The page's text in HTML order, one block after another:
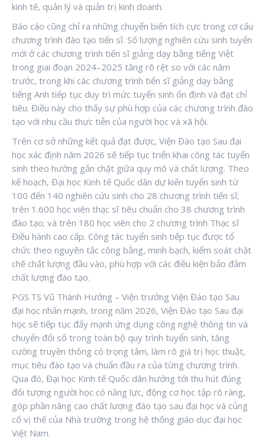
kinh tế, quản lý và quản trị kinh doanh.
Báo cáo cũng chỉ ra những chuyển biến tích cực trong cơ cấu
chương trình đào tạo tiến sĩ. Số lượng nghiên cứu sinh tuyển
mới ở các chương trình tiến sĩ giảng dạy bằng tiếng Việt
trong giai đoạn 2024–2025 tăng rõ rệt so với các năm
trước, trong khi các chương trình tiến sĩ giảng dạy bằng
tiếng Anh tiếp tục duy trì mức tuyển sinh ổn định và đạt chỉ
tiêu. Điều này cho thấy sự phù hợp của các chương trình đào
tạo với nhu cầu thực tiễn của người học và xã hội.
Trên cơ sở những kết quả đạt được, Viện Đào tạo Sau đại
học xác định năm 2026 sẽ tiếp tục triển khai công tác tuyển
sinh theo hướng gắn chặt giữa quy mô và chất lượng. Theo
kế hoạch, Đại học Kinh tế Quốc dân dự kiến tuyển sinh từ
100 đến 140 nghiên cứu sinh cho 28 chương trình tiến sĩ;
trên 1.600 học viên thạc sĩ tiêu chuẩn cho 38 chương trình
đào tạo; và trên 180 học viên cho 2 chương trình Thạc sĩ
Điều hành cao cấp. Công tác tuyển sinh tiếp tục được tổ
chức theo nguyên tắc công bằng, minh bạch, kiểm soát chặt
chẽ chất lượng đầu vào, phù hợp với các điều kiện bảo đảm
chất lượng đào tạo.
PGS.TS Vũ Thành Hưởng – Viện trưởng Viện Đào tạo Sau
đại học nhấn mạnh, trong năm 2026, Viện Đào tạo Sau đại
học sẽ tiếp tục đẩy mạnh ứng dụng công nghệ thông tin và
chuyển đổi số trong toàn bộ quy trình tuyển sinh, tăng
cường truyền thông có trọng tâm, làm rõ giá trị học thuật,
mục tiêu đào tạo và chuẩn đầu ra của từng chương trình.
Qua đó, Đại học Kinh tế Quốc dân hướng tới thu hút đúng
đối tượng người học có năng lực, động cơ học tập rõ ràng,
góp phần nâng cao chất lượng đào tạo sau đại học và củng
cố vị thế của Nhà trường trong hệ thống giáo dục đại học
Việt Nam.